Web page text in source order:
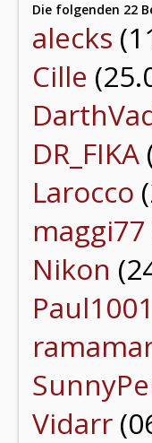
Die folgenden 22
alecks
Cille
DR_FIKA
Larocco
maggi77
Nikon
Paul1001
Vidarr